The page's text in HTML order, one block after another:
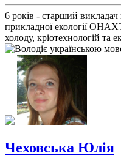
6 років - старший
прикладної екології
холоду, кріотехнологій та
Чеховська Юлія